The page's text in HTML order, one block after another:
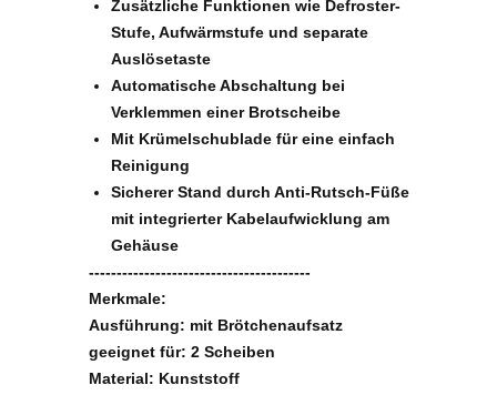
individuellen Stufen
Zusätzliche Funktionen wie Defroster-
Stufe, Aufwärmstufe und separate
Auslösetaste
Automatische Abschaltung bei
Verklemmen einer Brotscheibe
Mit Krümelschublade für eine einfach
Reinigung
Sicherer Stand durch Anti-Rutsch-Füße
mit integrierter Kabelaufwicklung am
Gehäuse
----------------------------------------
Merkmale:
Ausführung: mit Brötchenaufsatz
geeignet für: 2 Scheiben